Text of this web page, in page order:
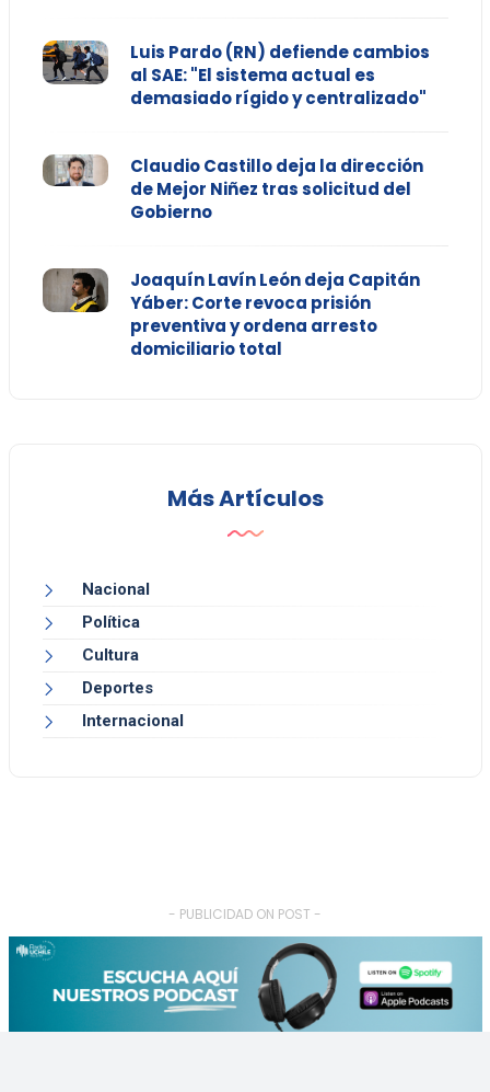
Luis Pardo (RN) defiende cambios
al SAE: "El sistema actual es
demasiado rígido y centralizado"
Claudio Castillo deja la dirección
de Mejor Niñez tras solicitud del
Gobierno
Joaquín Lavín León deja Capitán
Yáber: Corte revoca prisión
preventiva y ordena arresto
domiciliario total
Más Artículos
Nacional
Política
Cultura
Deportes
Internacional
- PUBLICIDAD ON POST -